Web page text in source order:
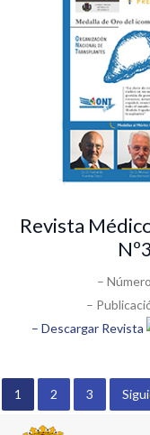
Revista
–
–
– Descargar Revista
1 2 3